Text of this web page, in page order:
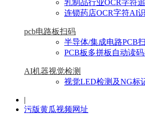
乳制品行业OCR字符
连锁药店OCR字符AI
pcb电路板扫码
半导体/集成电路PCB
PCB板多拼板自动读码
AI机器视觉检测
视觉LED检测及NG标
|
污版黄瓜视频网址